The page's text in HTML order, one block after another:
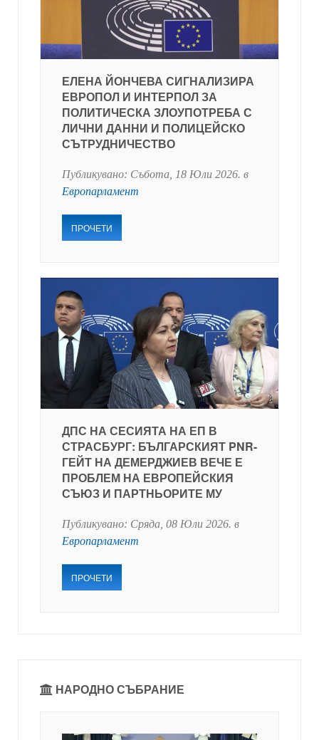
ЕЛЕНА ЙОНЧЕВА СИГНАЛИЗИРА
ЕВРОПОЛ И ИНТЕРПОЛ ЗА
ПОЛИТИЧЕСКА ЗЛОУПОТРЕБА С
ЛИЧНИ ДАННИ И ПОЛИЦЕЙСКО
СЪТРУДНИЧЕСТВО
Публикувано: Събота, 18 Юли 2026. в
Европарламент
ПРОЧЕТИ
ДПС НА СЕСИЯТА НА ЕП В
СТРАСБУРГ: БЪЛГАРСКИЯТ PNR-
ГЕЙТ НА ДЕМЕРДЖИЕВ ВЕЧЕ Е
ПРОБЛЕМ НА ЕВРОПЕЙСКИЯ
СЪЮЗ И ПАРТНЬОРИТЕ МУ
Публикувано: Сряда, 08 Юли 2026. в
Европарламент
ПРОЧЕТИ
НАРОДНО СЪБРАНИЕ